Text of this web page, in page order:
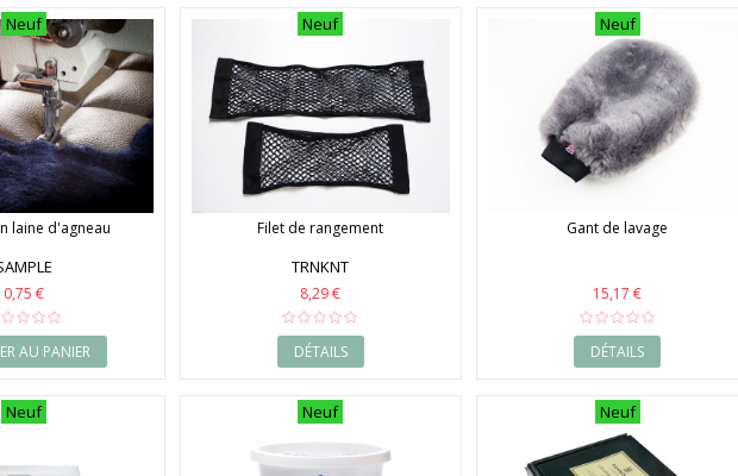
Neuf
laine d'agneau
0,75 €
AU PANIER
Neuf
Filet de rangement
TRNKNT
8,29 €
DÉTAILS
Neuf
Gant de lavage
15,17 €
DÉTAILS
Neuf Neuf Neuf